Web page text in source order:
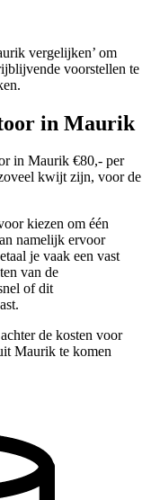
vergelijken’ om
voorstellen te
in Maurik
in Maurik €80,- per
kwijt zijn, voor de
kiezen om één
namelijk ervoor
je vaak een vast
van de
of dit
de kosten voor
Maurik te komen